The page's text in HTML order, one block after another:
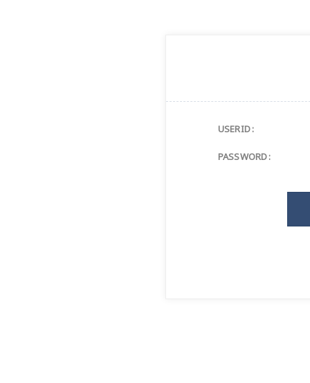
USERID :
PASSWORD :